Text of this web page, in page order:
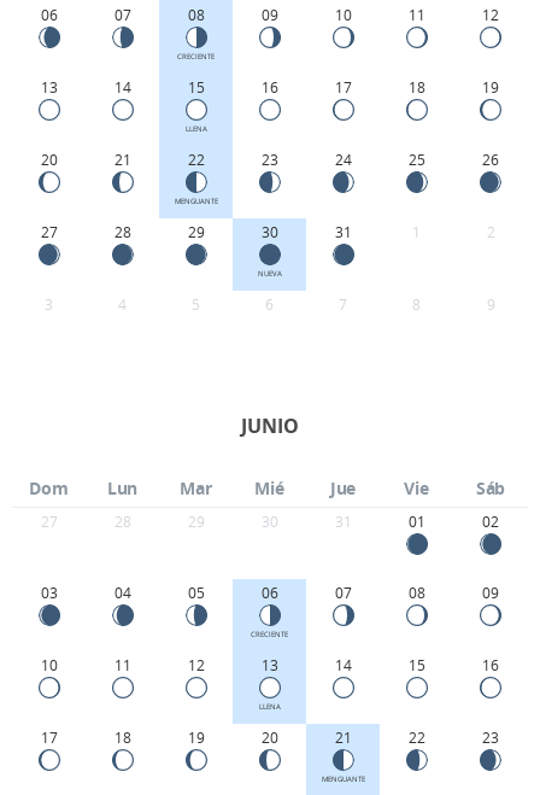
06 07 08
CRECIENTE
09 10 11 12
13 14 15
LLENA
16 17 18 19
20 21 22
MENGUANTE
23 24 25 26
27 28 29 30
NUEVA
31 1 2
3 4 5 6 7 8 9
JUNIO
Dom Lun Mar Mié Jue Vie Sáb
27 28 29 30 31 01 02
03 04 05 06
CRECIENTE
07 08 09
10 11 12 13
LLENA
14 15 16
17 18 19 20 21
MENGUANTE
22 23